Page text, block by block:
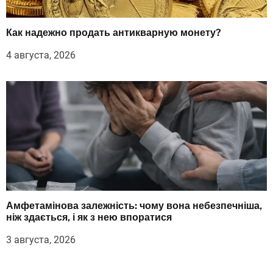
Как надежно продать антикварную монету?
4 августа, 2026
Амфетамінова залежність: чому вона небезпечніша,
ніж здається, і як з нею впоратися
3 августа, 2026